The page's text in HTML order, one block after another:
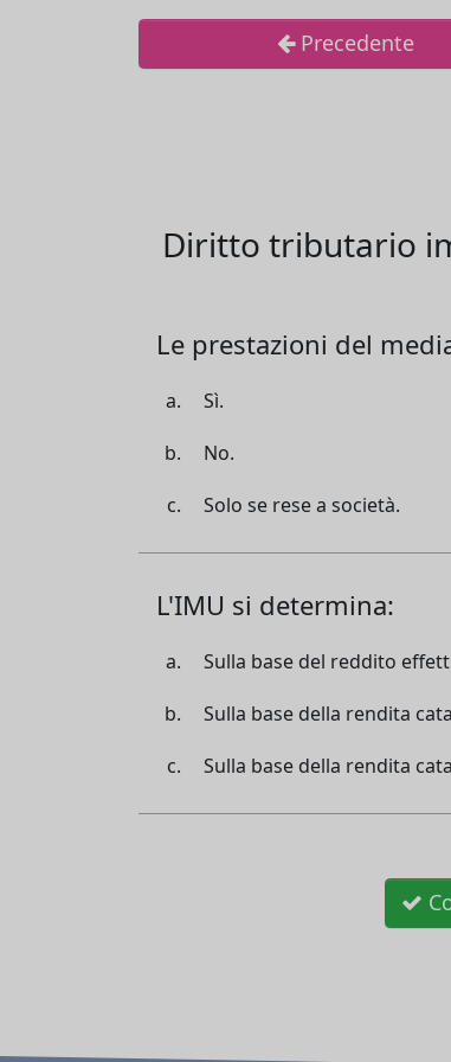
Precedente
Diritto tributario
Le prestazioni del
Sì.
No.
Solo se rese a società.
L'IMU si determina:
Sulla base del reddito
Sulla base della rendita
Sulla base della rendita